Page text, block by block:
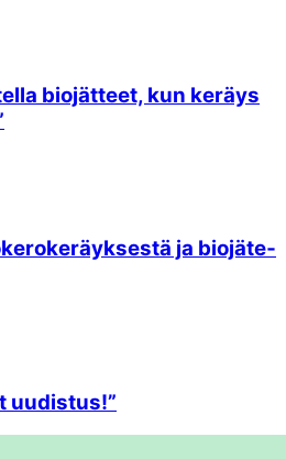
bio­jätteet, kun keräys
ja bio­jäte­
uudistus!”